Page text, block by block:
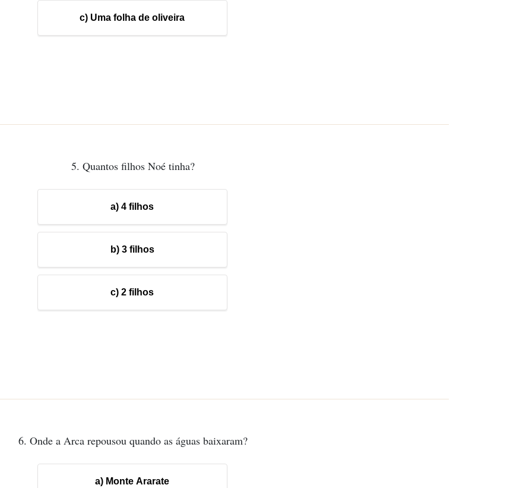
c) Uma folha de oliveira
5. Quantos filhos Noé tinha?
a) 4 filhos
b) 3 filhos
c) 2 filhos
6. Onde a Arca repousou quando as águas baixaram?
a) Monte Ararate